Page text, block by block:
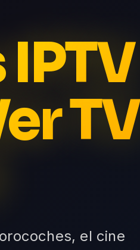
TV
el cine